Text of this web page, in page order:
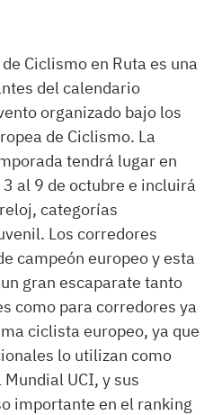
Ciclismo en Ruta es una
del calendario
organizado bajo los
de Ciclismo. La
tendrá lugar en
al 9 de octubre e incluirá
categorías
Los corredores
campeón europeo y esta
gran escaparate tanto
como para corredores ya
ciclista europeo, ya que
lo utilizan como
UCI, y sus
importante en el ranking